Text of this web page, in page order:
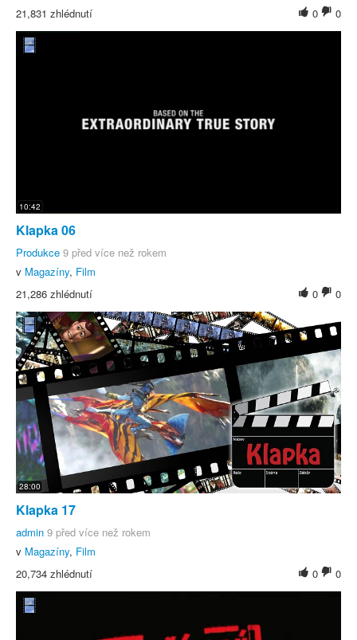
0
0
21,831 zhlédnutí
10:42
Klapka 06
Produkce 9 před více než rokem
v Magazíny, Film
0
0
21,286 zhlédnutí
28:00
Klapka 17
admin 9 před více než rokem
v Magazíny, Film
0
0
20,734 zhlédnutí